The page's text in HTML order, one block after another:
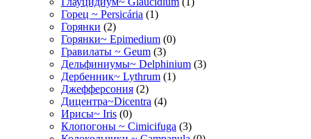
Горец ~ Persicária (1)
Горянки (2)
Горянки~ Epimedium (0)
Гравилаты ~ Geum (3)
Дельфиниумы~ Delphinium (3)
Дербенник~ Lythrum (1)
Джефферсония (2)
Дицентра~Dicentra (4)
Ирисы~ Iris (0)
Клопогоны ~ Cimicifuga (3)